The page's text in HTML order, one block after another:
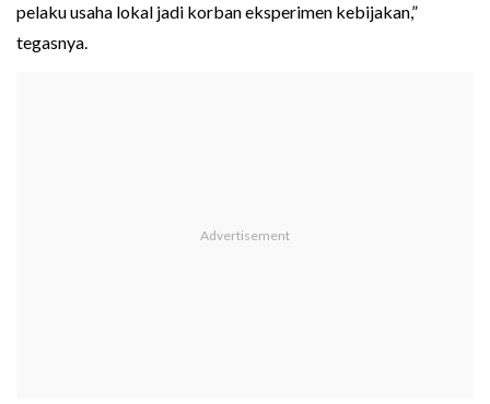
pelaku usaha lokal jadi korban eksperimen kebijakan,”
tegasnya.